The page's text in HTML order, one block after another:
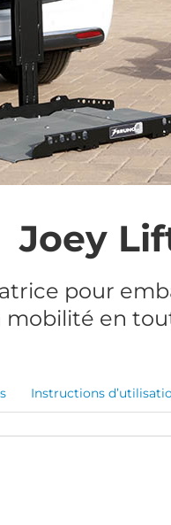
Joey
pour
mobilité en
Instructions